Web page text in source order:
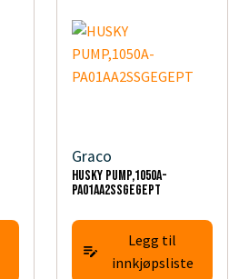
Graco
HUSKY PUMP,1050A-
PA01AA2SSGEGEPT
Legg til
innkjøpsliste